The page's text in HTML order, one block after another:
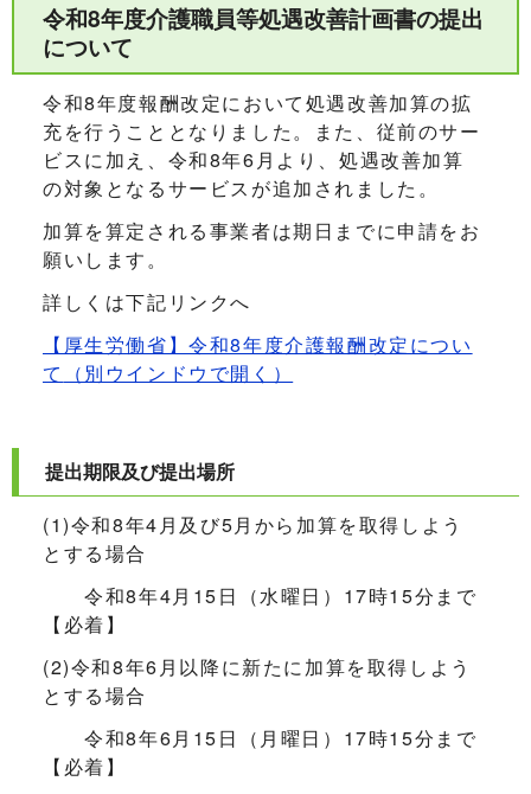
令和8年度介護職員等処遇改善計画書の提出
について
令和8年度報酬改定において処遇改善加算の拡
充を行うこととなりました。また、従前のサー
ビスに加え、令和8年6月より、処遇改善加算
の対象となるサービスが追加されました。
加算を算定される事業者は期日までに申請をお
願いします。
詳しくは下記リンクへ
【厚生労働省】令和8年度介護報酬改定につい
て
（別ウインドウで開く）
提出期限及び提出場所
(1)令和8年4月及び5月から加算を取得しよう
とする場合
令和8年4月15日（水曜日）17時15分まで
【必着】
(2)令和8年6月以降に新たに加算を取得しよう
とする場合
令和8年6月15日（月曜日）17時15分まで
【必着】